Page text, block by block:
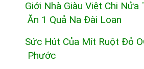
Giới Nhà Giàu Việt Chi
Ăn 1 Quả Na Đài Loan
Sức Hút Của Mít Ruột Đỏ
Phước